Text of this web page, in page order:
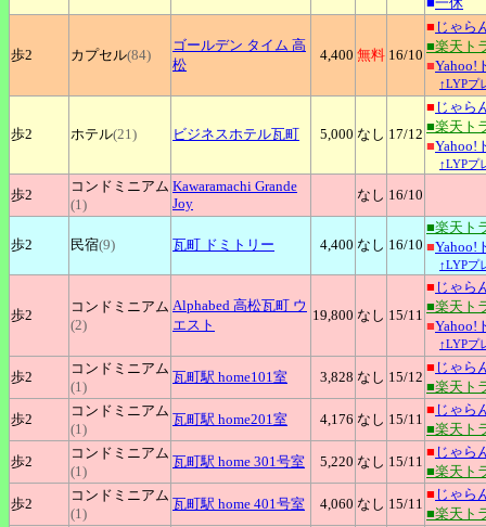
歩2 カプセル(84)
ゴールデン タイム 高
松
4,400 無料 16/10
■ じゃら
■楽天ト
■Yahoo!
↑LYPプ
歩2 ホテル(21) ビジネスホテル瓦町 5,000 なし 17/12
■ じゃら
■楽天ト
■Yahoo!
↑LYPプ
歩2
コンドミニアム
(1)
Kawaramachi Grande
Joy
なし 16/10
歩2 民宿(9) 瓦町 ドミトリー 4,400 なし 16/10
■楽天ト
■Yahoo!
↑LYPプ
歩2
コンドミニアム
(2)
Alphabed 高松瓦町 ウ
エスト
19,800 なし 15/11
■ じゃら
■楽天ト
■Yahoo!
↑LYPプ
歩2
コンドミニアム
(1)
瓦町駅 home101室 3,828 なし 15/12
■ じゃら
■楽天ト
歩2
コンドミニアム
(1)
瓦町駅 home201室 4,176 なし 15/11
■ じゃら
■楽天ト
歩2
コンドミニアム
(1)
瓦町駅 home 301号室 5,220 なし 15/11
■ じゃら
■楽天ト
歩2
コンドミニアム
(1)
瓦町駅 home 401号室 4,060 なし 15/11
■ じゃら
■楽天ト